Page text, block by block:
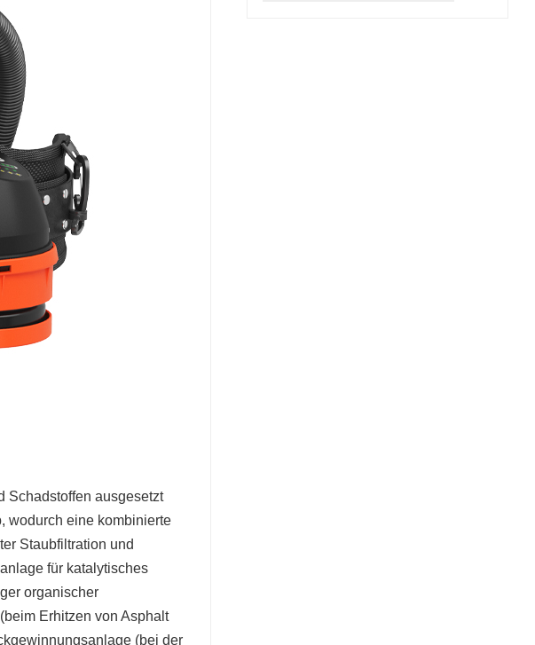
Schadstoffen ausgesetzt
wodurch eine kombinierte
Staubfiltration und
für katalytisches
organischer
Erhitzen von Asphalt
(bei der